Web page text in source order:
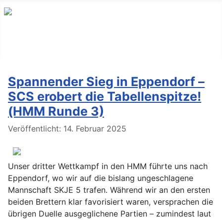
Spannender Sieg in Eppendorf –
SCS erobert die Tabellenspitze!
(HMM Runde 3)
Details
Veröffentlicht: 14. Februar 2025
Unser dritter Wettkampf in den HMM führte uns nach
Eppendorf, wo wir auf die bislang ungeschlagene
Mannschaft SKJE 5 trafen. Während wir an den ersten
beiden Brettern klar favorisiert waren, versprachen die
übrigen Duelle ausgeglichene Partien – zumindest laut